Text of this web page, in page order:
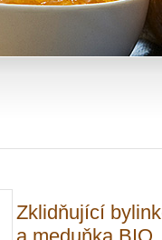
Zklidňující